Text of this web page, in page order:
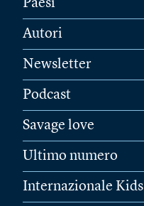
Paesi
Autori
Newsletter
Podcast
Savage love
Ultimo numero
Internazionale Kids